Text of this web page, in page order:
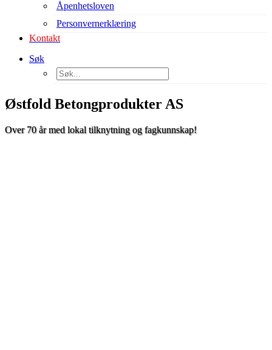
Åpenhetsloven
Personvernerklæring
Kontakt
Søk
Østfold Betongprodukter AS
Over 70 år med lokal tilknytning og fagkunnskap!